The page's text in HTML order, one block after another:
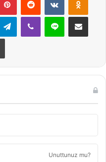
TelegramViber Line E-Posta ile
Yazdır
Unuttunuz mu?